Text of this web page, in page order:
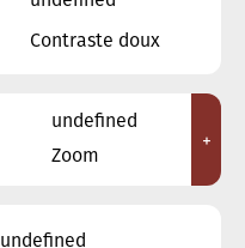
28
Contraste doux
undefined
Zoom
+
undefined